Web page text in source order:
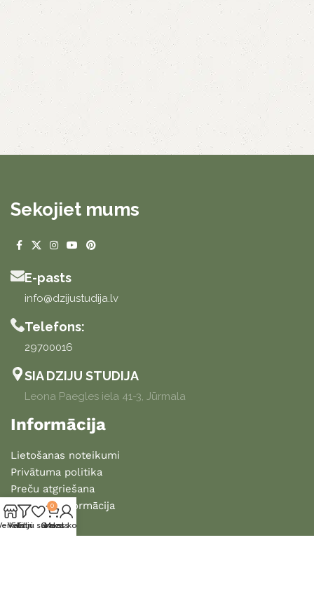
Sekojiet mums
E-pasts
info@dzijustudija.lv
Telefons:
29700016
SIA DZIJU STUDIJA
Leona Paegles iela 41-3, Jūrmala
Informācija
Lietošanas noteikumi
Privātuma politika
Preču atgriešana
Piegādes informācija
Filtri
Vēlmju saraksts
0
Grozs
Mans konts